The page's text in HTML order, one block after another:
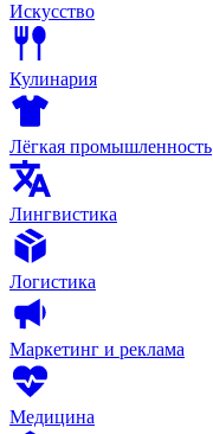
Искусство
Кулинария
Лёгкая промышленность
Лингвистика
Логистика
Маркетинг и реклама
Медицина